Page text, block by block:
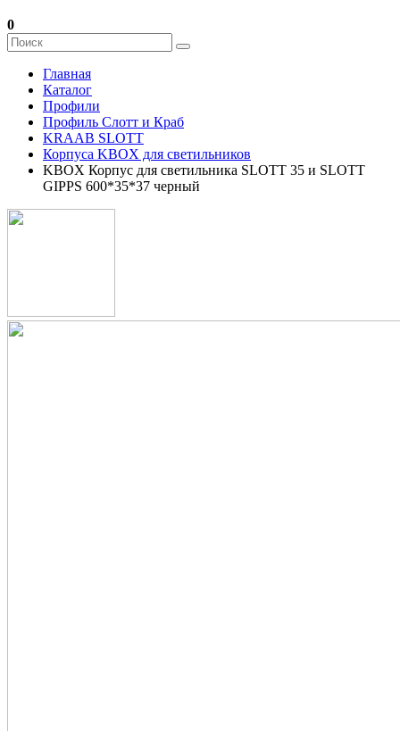
0
Главная
Каталог
Профили
Профиль Слотт и Краб
KRAAB SLOTT
Корпуса KBOX для светильников
KBOX Корпус для светильника SLOTT 35 и SLOTT
GIPPS 600*35*37 черный